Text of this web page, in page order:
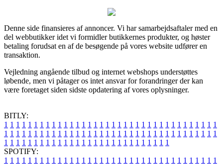
Denne side finansieres af annoncer. Vi har samarbejdsaftaler med en
del webbutikker idet vi formidler butikkernes produkter, og høster
betaling forudsat en af de besøgende på vores website udfører en
transaktion.
Vejledning angående tilbud og internet webshops understøttes
løbende, men vi påtager os intet ansvar for forandringer der kan
være foretaget siden sidste opdatering af vores oplysninger.
BITLY:
1 1 1 1 1 1 1 1 1 1 1 1 1 1 1 1 1 1 1 1 1 1 1 1 1 1 1 1 1 1 1 1 1 1 1 1
1 1 1 1 1 1 1 1 1 1 1 1 1 1 1 1 1 1 1 1 1 1 1 1 1 1 1 1 1 1 1 1 1 1 1 1
1 1 1 1 1 1 1 1 1 1 1 1 1 1 1 1 1 1 1 1 1 1 1 1 1 1 1 1
SPOTIFY:
1 1 1 1 1 1 1 1 1 1 1 1 1 1 1 1 1 1 1 1 1 1 1 1 1 1 1 1 1 1 1 1 1 1 1 1